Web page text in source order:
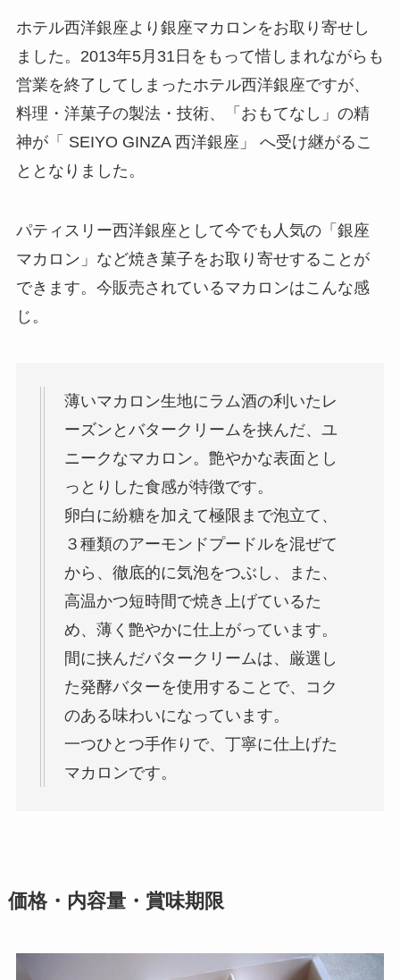
ホテル西洋銀座より銀座マカロンをお取り寄せし
ました。2013年5月31日をもって惜しまれながらも
営業を終了してしまったホテル西洋銀座ですが、
料理・洋菓子の製法・技術、「おもてなし」の精
神が「 SEIYO GINZA 西洋銀座」 へ受け継がるこ
ととなりました。
パティスリー西洋銀座として今でも人気の「銀座
マカロン」など焼き菓子をお取り寄せすることが
できます。今販売されているマカロンはこんな感
じ。
薄いマカロン生地にラム酒の利いたレ
ーズンとバタークリームを挟んだ、ユ
ニークなマカロン。艶やかな表面とし
っとりした食感が特徴です。
卵白に紛糖を加えて極限まで泡立て、
３種類のアーモンドプードルを混ぜて
から、徹底的に気泡をつぶし、また、
高温かつ短時間で焼き上げているた
め、薄く艶やかに仕上がっています。
間に挟んだバタークリームは、厳選し
た発酵バターを使用することで、コク
のある味わいになっています。
一つひとつ手作りで、丁寧に仕上げた
マカロンです。
価格・内容量・賞味期限